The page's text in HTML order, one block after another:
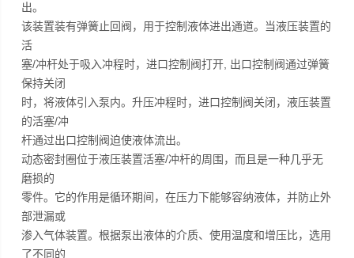
出。
该装置装有弹簧止回阀，用于控制液体进出通道。当液压装置的
活
塞/冲杆处于吸入冲程时，进口控制阀打开, 出口控制阀通过弹簧
保持关闭
时，将液体引入泵内。升压冲程时，进口控制阀关闭，液压装置
的活塞/冲
杆通过出口控制阀迫使液体流出。
动态密封圈位于液压装置活塞/冲杆的周围，而且是一种几乎无
磨损的
零件。它的作用是循环期间，在压力下能够容纳液体，并防止外
部泄漏或
渗入气体装置。根据泵出液体的介质、使用温度和增压比，选用
了不同的